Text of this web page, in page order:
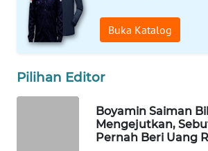
Buka Katalog
Pilihan Editor
Boyamin Saiman
Mengejutkan,
Pernah Beri Uang
NET
WAHANA
WAHANA